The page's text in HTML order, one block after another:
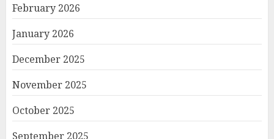
February 2026
January 2026
December 2025
November 2025
October 2025
September 2025